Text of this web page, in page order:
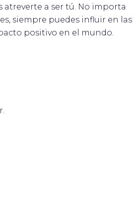
atreverte a ser tú. No importa
siempre puedes influir en las
positivo en el mundo.